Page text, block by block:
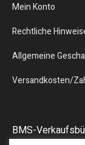
Mein Konto
Rechtliche
Allgemeine
Versandkosten/
BMS-